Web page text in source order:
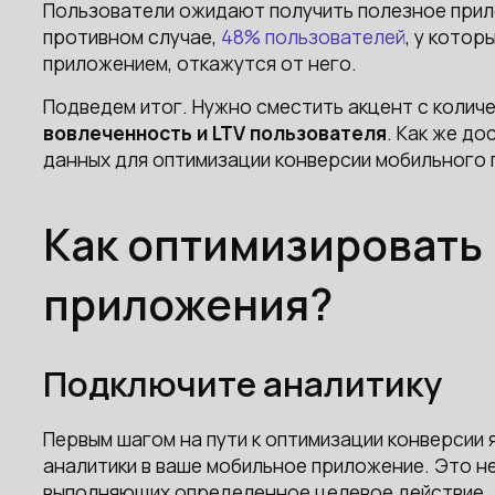
Пользователи ожидают получить полезное
противном случае, 48% пользователей, у
приложением, откажутся от него.
Подведем итог. Нужно сместить акцент с
вовлеченность и LTV пользователя. Как же
данных для оптимизации конверсии
Как
приложения?
Подключите аналитику
Первым шагом на пути к оптимизации
аналитики в ваше мобильное приложение. Это